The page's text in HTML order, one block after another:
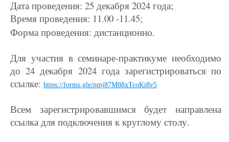
Дата проведения: 25 декабря 2024 года;
Время проведения: 11.00 -11.45;
Форма проведения: дистанционно.
Для участия в семинаре-практикуме необходимо
до 24 декабря 2024 года зарегистрироваться по
ссылке: https://forms.gle/pmj87M88xTcoKi8v5
Всем зарегистрировавшимся будет направлена
ссылка для подключения к круглому столу.